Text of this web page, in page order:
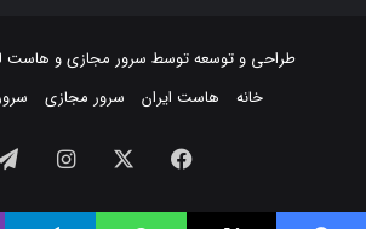
طراحی و توسعه توسط سرور مجازیو هاست
خانه
هاست ایران سرور مجازی
فیسبوک ایکس